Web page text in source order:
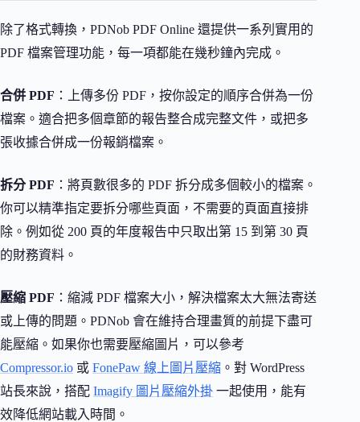
除了格式轉換，PDNob PDF Online 還提供一系列實用的
PDF 檔案管理功能，每一項都能在幾秒鐘內完成。
合併 PDF ：上傳多份 PDF，按你設定的順序合併為一份
檔案。適合把多個章節的報告整合成完整文件，或把多
張收據合併成一份報銷檔案。
拆分 PDF ：將頁數很多的 PDF 拆分成多個較小的檔案。
你可以精準指定要拆分哪些頁面，不需要的頁面直接排
除。例如從 200 頁的年度報告中只取出第 15 到第 30 頁
的財務資料。
壓縮 PDF ：縮減 PDF 檔案大小，解決檔案太大無法寄送
或上傳的問題。PDNob 會在維持合理畫質的前提下盡可
能壓縮。如果你也需要壓縮圖片，可以參考
Compressor.io 或 FonePaw 線上圖片壓縮 。對 WordPress
站長來說，搭配 Imagify 圖片壓縮外掛 一起使用，能有
效降低網站載入時間。